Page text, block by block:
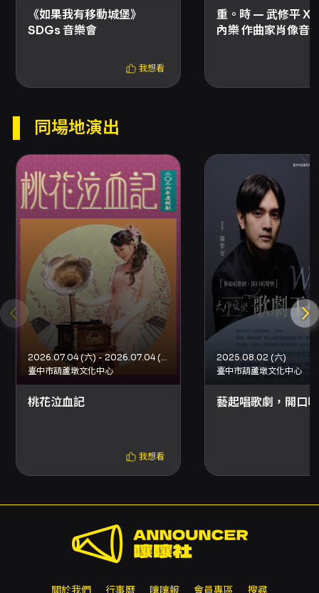
一種多面向發展：既承繼傳統漫才語言技巧，也
結合跨團隊合作與現場劇場即興，讓表演更具可
塑性與互動性。對於關心當代表演藝術生態的觀
式、團體協作模式與現場觀眾互動關係的實例，
同時也是一次理解新世代喜劇如何在地方藝文節
務資訊：演出於14:30開始，建議提早入場以完
整觀賞節目；本場次同步錄影，觀演時請注意主
達,八個願挨》是一場結合技術、即興與團隊創作
精神的喜劇演出，期待帶給觀眾既緊張又放鬆的
笑聲體驗，並在不可預期的現場中找到屬於當下
的喜劇共鳴。
注意事項
入場與演出 - 建議於14:00開始入場，演出14:30
準時開演。 - 演出全長約90分鐘，無中場休息。
- 本場次同步錄影，請依現場提醒配合錄影相關
規範。 - 一人一票，憑票入場。 - 建議6歲以上觀
眾觀賞。 票務、退換與取票 - 票價：200、
300、400、500、600元（現場剩餘座位數以
售票系統為準）。 - 退票期限：最遲於演出日10
日前（不含演出日）辦理，逾期恕不受理。 - 退
票手續費：每張退票收取票面售價10%手續費。
換票視同退票，需退票後重新購買。 - 退票申請
單功能辦理；ATM/現金購票依平台指示提供資料
辦理；已取紙本票者可至OPENTIX服務處辦理
或郵寄退票（郵戳為憑）。 - 以ATM轉帳或現金
平台規定收取或不退。 購票方式與取票 - 網路購
票（信用卡、Apple Pay、Google Pay、ATM
轉帳），請先加入會員。 - 超商購票（現金）：
ET；超商僅提供自動選位，每筆訂單最多可訂購
《如果我有移動城堡》
SDGs 音樂會
我想看
重。時 — 武修平 X
內樂 作曲家肖像音
同場地演出
2026.07.04 (六) - 2026.07.04 (六)
臺中市葫蘆墩文化中心
桃花泣血記
我想看
2025.08.02 (六)
臺中市葫蘆墩文化中心
藝起唱歌劇，開口
關於我們 行事曆 嚷嚷報 會員專區 搜尋